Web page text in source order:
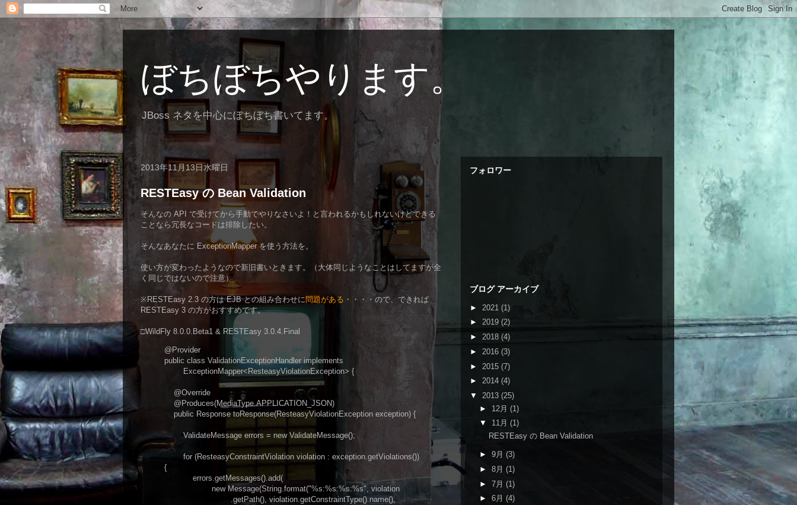
ぼちぼちやります。
JBoss ネタを中心にぼちぼち書いてます。
2013年11月13日水曜日
RESTEasy の Bean Validation
そんなの API で受けてから手動でやりなさいよ！と言われるかもしれないけどできる
ことなら冗長なコードは排除したい。
そんなあなたに ExceptionMapper を使う方法を。
使い方が変わったようなので新旧書いときます。（大体同じようなことはしてますが全
く同じではないので注意）
※RESTEasy 2.3 の方は EJB との組み合わせに問題がある ・・・・ので、できれば
RESTEasy 3 の方がおすすめです。
□WildFly 8.0.0.Beta1 & RESTEasy 3.0.4.Final
@Provider
public class ValidationExceptionHandler implements
ExceptionMapper<ResteasyViolationException> {
@Override
@Produces(MediaType.APPLICATION_JSON)
public Response toResponse(ResteasyViolationException exception) {
ValidateMessage errors = new ValidateMessage();
for (ResteasyConstraintViolation violation : exception.getViolations())
{
errors.getMessages().add(
new Message(String.format("%s:%s:%s:%s", violation
.getPath(), violation.getConstraintType().name(),
フォロワー
ブログ アーカイブ
► 2021 (1)
► 2019 (2)
► 2018 (4)
► 2016 (3)
► 2015 (7)
► 2014 (4)
▼ 2013 (25)
► 12月 (1)
▼ 11月 (1)
RESTEasy の Bean Validation
► 9月 (3)
► 8月 (1)
► 7月 (1)
► 6月 (4)